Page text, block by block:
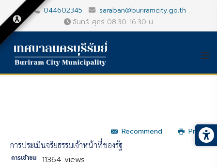
044602345
saraban@buriramcity.go.th
จันทร์-ศุกร์ 08.30-16.30 น.
Recommend
Print
การประเมินจริยธรรมเจ้าหน้าที่ของรัฐ
การเข้าชม 11364 views